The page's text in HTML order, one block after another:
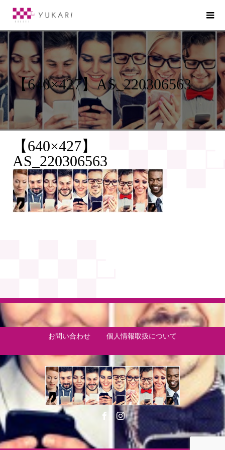
【640×427】AS_220306563
【640×427】
AS_220306563
お問い合わせ 個人情報取扱について